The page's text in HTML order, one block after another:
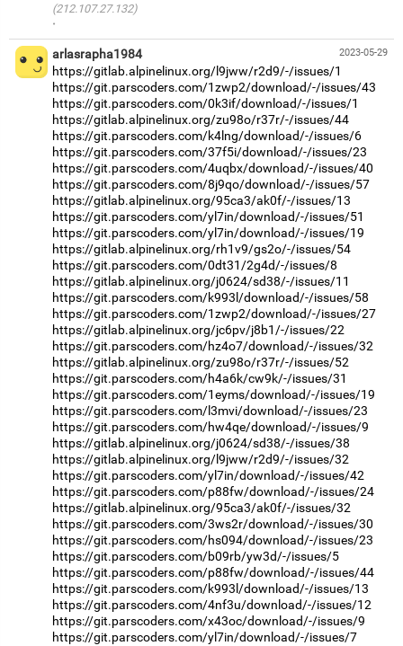
(212.107.27.132)
·
2023-05-29
arlasrapha1984
https://gitlab.alpinelinux.org/l9jww/r2d9/-/issues/1
https://git.parscoders.com/1zwp2/download/-/issues/43
https://git.parscoders.com/0k3if/download/-/issues/1
https://gitlab.alpinelinux.org/zu98o/r37r/-/issues/44
https://git.parscoders.com/k4lng/download/-/issues/6
https://git.parscoders.com/37f5i/download/-/issues/23
https://git.parscoders.com/4uqbx/download/-/issues/40
https://git.parscoders.com/8j9qo/download/-/issues/57
https://gitlab.alpinelinux.org/95ca3/ak0f/-/issues/13
https://git.parscoders.com/yl7in/download/-/issues/51
https://git.parscoders.com/yl7in/download/-/issues/19
https://gitlab.alpinelinux.org/rh1v9/gs2o/-/issues/54
https://git.parscoders.com/0dt31/2g4d/-/issues/8
https://gitlab.alpinelinux.org/j0624/sd38/-/issues/11
https://git.parscoders.com/k993l/download/-/issues/58
https://git.parscoders.com/1zwp2/download/-/issues/27
https://gitlab.alpinelinux.org/jc6pv/j8b1/-/issues/22
https://git.parscoders.com/hz4o7/download/-/issues/32
https://gitlab.alpinelinux.org/zu98o/r37r/-/issues/52
https://git.parscoders.com/h4a6k/cw9k/-/issues/31
https://git.parscoders.com/1eyms/download/-/issues/19
https://git.parscoders.com/l3mvi/download/-/issues/23
https://git.parscoders.com/hw4qe/download/-/issues/9
https://gitlab.alpinelinux.org/j0624/sd38/-/issues/38
https://gitlab.alpinelinux.org/l9jww/r2d9/-/issues/32
https://git.parscoders.com/yl7in/download/-/issues/42
https://git.parscoders.com/p88fw/download/-/issues/24
https://gitlab.alpinelinux.org/95ca3/ak0f/-/issues/32
https://git.parscoders.com/3ws2r/download/-/issues/30
https://git.parscoders.com/hs094/download/-/issues/23
https://git.parscoders.com/b09rb/yw3d/-/issues/5
https://git.parscoders.com/p88fw/download/-/issues/44
https://git.parscoders.com/k993l/download/-/issues/13
https://git.parscoders.com/4nf3u/download/-/issues/12
https://git.parscoders.com/x43oc/download/-/issues/9
https://git.parscoders.com/yl7in/download/-/issues/7